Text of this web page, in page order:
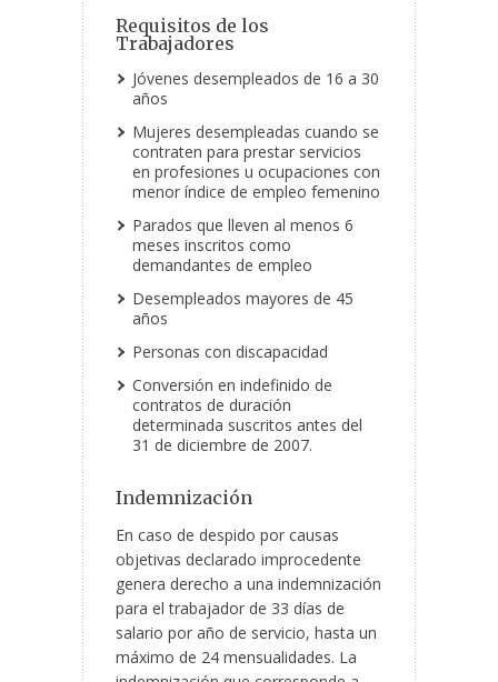
Requisitos de los
Trabajadores
Jóvenes desempleados de 16 a 30
años
Mujeres desempleadas cuando se
contraten para prestar servicios
en profesiones u ocupaciones con
menor índice de empleo femenino
Parados que lleven al menos 6
meses inscritos como
demandantes de empleo
Desempleados mayores de 45
años
Personas con discapacidad
Conversión en indefinido de
contratos de duración
determinada suscritos antes del
31 de diciembre de 2007.
Indemnización
En caso de despido por causas
objetivas declarado improcedente
genera derecho a una indemnización
para el trabajador de 33 días de
salario por año de servicio, hasta un
máximo de 24 mensualidades. La